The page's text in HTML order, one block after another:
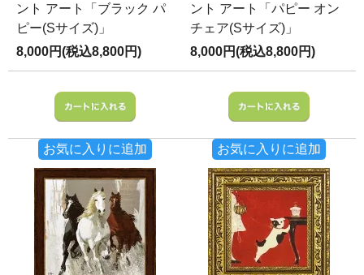
ント アート「ブラック パ
ピー(Sサイズ)」
8,000円(税込8,800円)
お気に入りに追加
ント アート「パピー オン
チェア(Sサイズ)」
8,000円(税込8,800円)
お気に入りに追加